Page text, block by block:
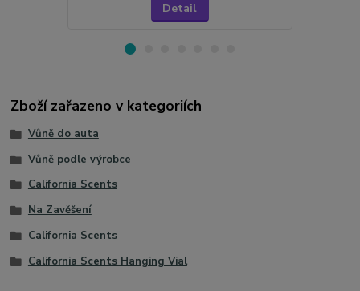
Detail
Zboží zařazeno v kategoriích
Vůně do auta
Vůně podle výrobce
California Scents
Na Zavěšení
California Scents
California Scents Hanging Vial